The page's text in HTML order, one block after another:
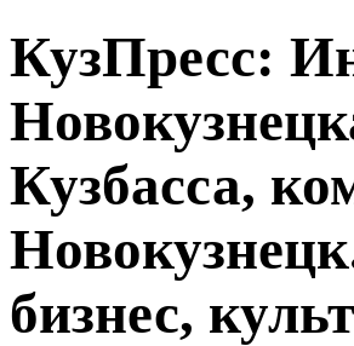
КузПресс:
Кузбасса,
бизнес,